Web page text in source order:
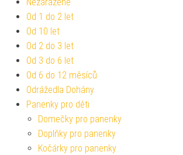
Od 1 do 2 let
Od 10 let
Od 2 do 3 let
Od 3 do 6 let
Od 6 do 12 měsíců
Odrážedla Dohány
Panenky pro děti
Domečky pro panenky
Doplňky pro panenky
Kočárky pro panenky